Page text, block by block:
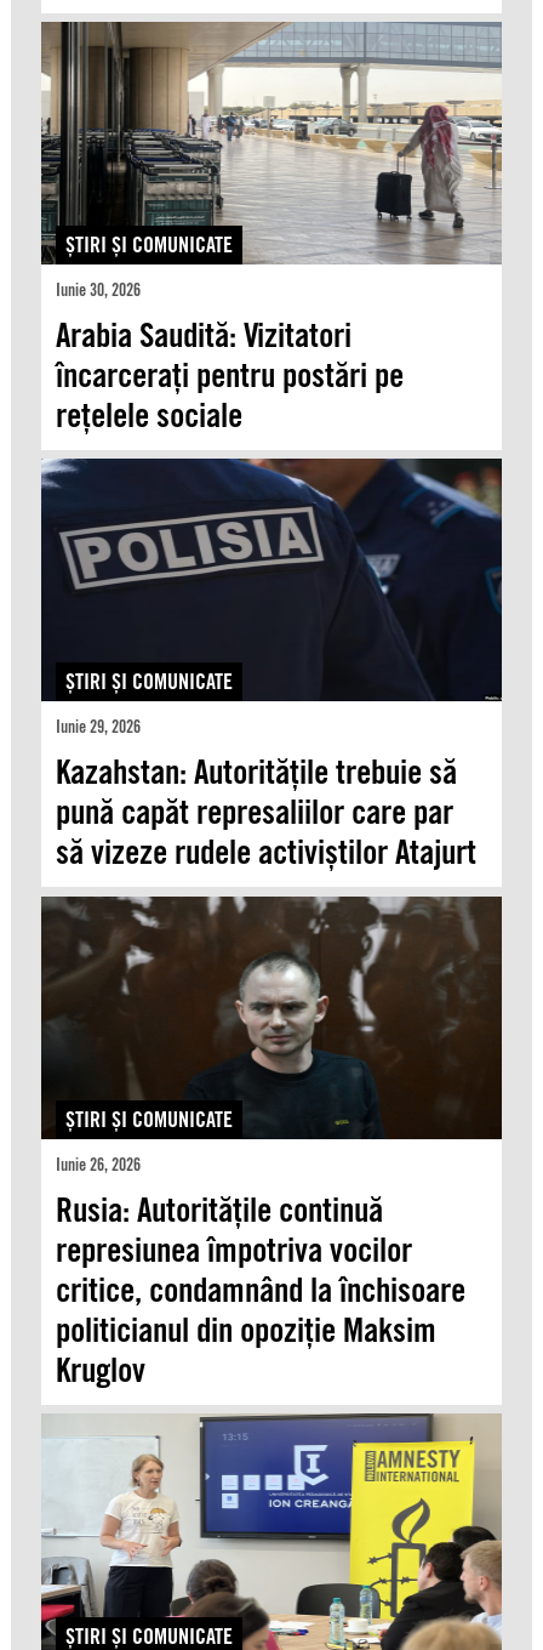
ŞTIRI ŞI COMUNICATE
Iunie 30, 2026
Arabia Saudită: Vizitatori
încarcerați pentru postări pe
rețelele sociale
ŞTIRI ŞI COMUNICATE
Iunie 29, 2026
Kazahstan: Autoritățile trebuie să
pună capăt represaliilor care par
să vizeze rudele activiștilor Atajurt
ŞTIRI ŞI COMUNICATE
Iunie 26, 2026
Rusia: Autoritățile continuă
represiunea împotriva vocilor
critice, condamnând la închisoare
politicianul din opoziție Maksim
Kruglov
ŞTIRI ŞI COMUNICATE